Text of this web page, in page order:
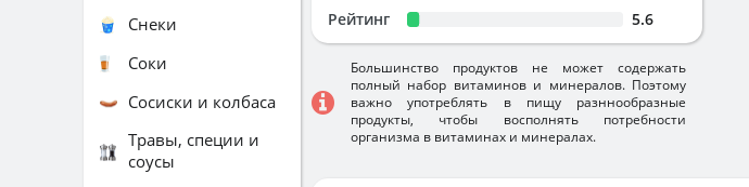
Рейтинг 5.6
Большинство продуктов не может содержать
полный набор витаминов и минералов. Поэтому
важно употреблять в пищу разннообразные
продукты, чтобы восполнять потребности
организма в витаминах и минералах.
Снеки
Соки
Сосиски и колбаса
Травы, специи и
соусы